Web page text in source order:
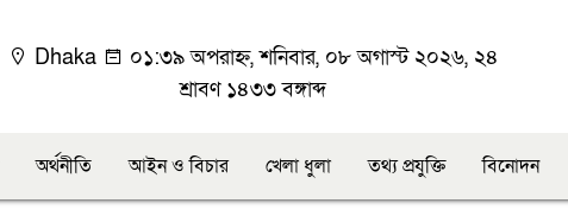
Dhaka
০১:৩৯ অপরাহ্ন, শনিবার, ০৮ অগাস্ট ২০২৬, ২৪
শ্রাবণ ১৪৩৩ বঙ্গাব্দ
অর্থনীতি আইন ও বিচার খেলা ধুলা তথ্য প্রযুক্তি বিনোদন